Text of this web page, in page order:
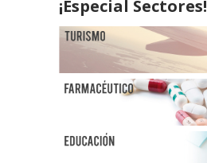
¡Especial Sectores!